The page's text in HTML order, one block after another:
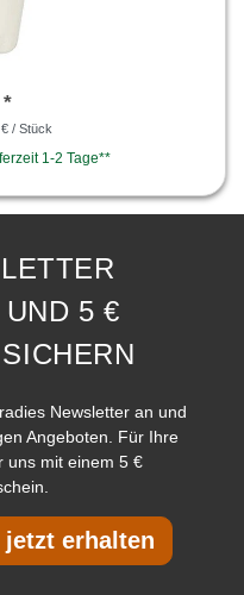
*
€ / Stück
1-2 Tage**
5 €
Newsletter an und
Angeboten. Für Ihre
uns mit einem 5 €
erhalten